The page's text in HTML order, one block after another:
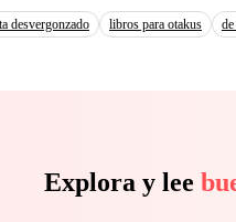
desvergonzado libros para otakus
Explora y lee